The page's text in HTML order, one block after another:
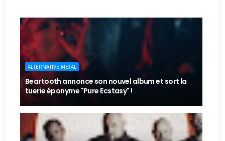
ALTERNATIVE METAL
Beartooth annonce son nouvel album et sort la
tuerie éponyme "Pure Ecstasy" !